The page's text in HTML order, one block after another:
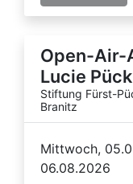
Open-Air-
Lucie
Stiftung Fürst-
Branitz
Mittwoch,
06.08.2026